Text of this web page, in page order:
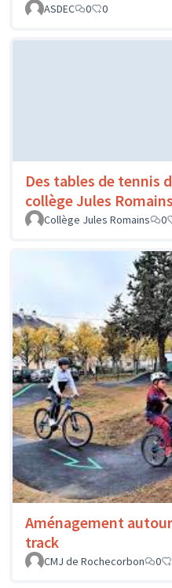
ASDEC 0 0
Des tables de tennis
collège Jules
Collège Jules Romains
0
Aménagement
track
CMJ de Rochecorbon
0